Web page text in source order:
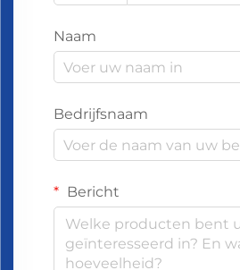
Naam
Bedrijfsnaam
Bericht